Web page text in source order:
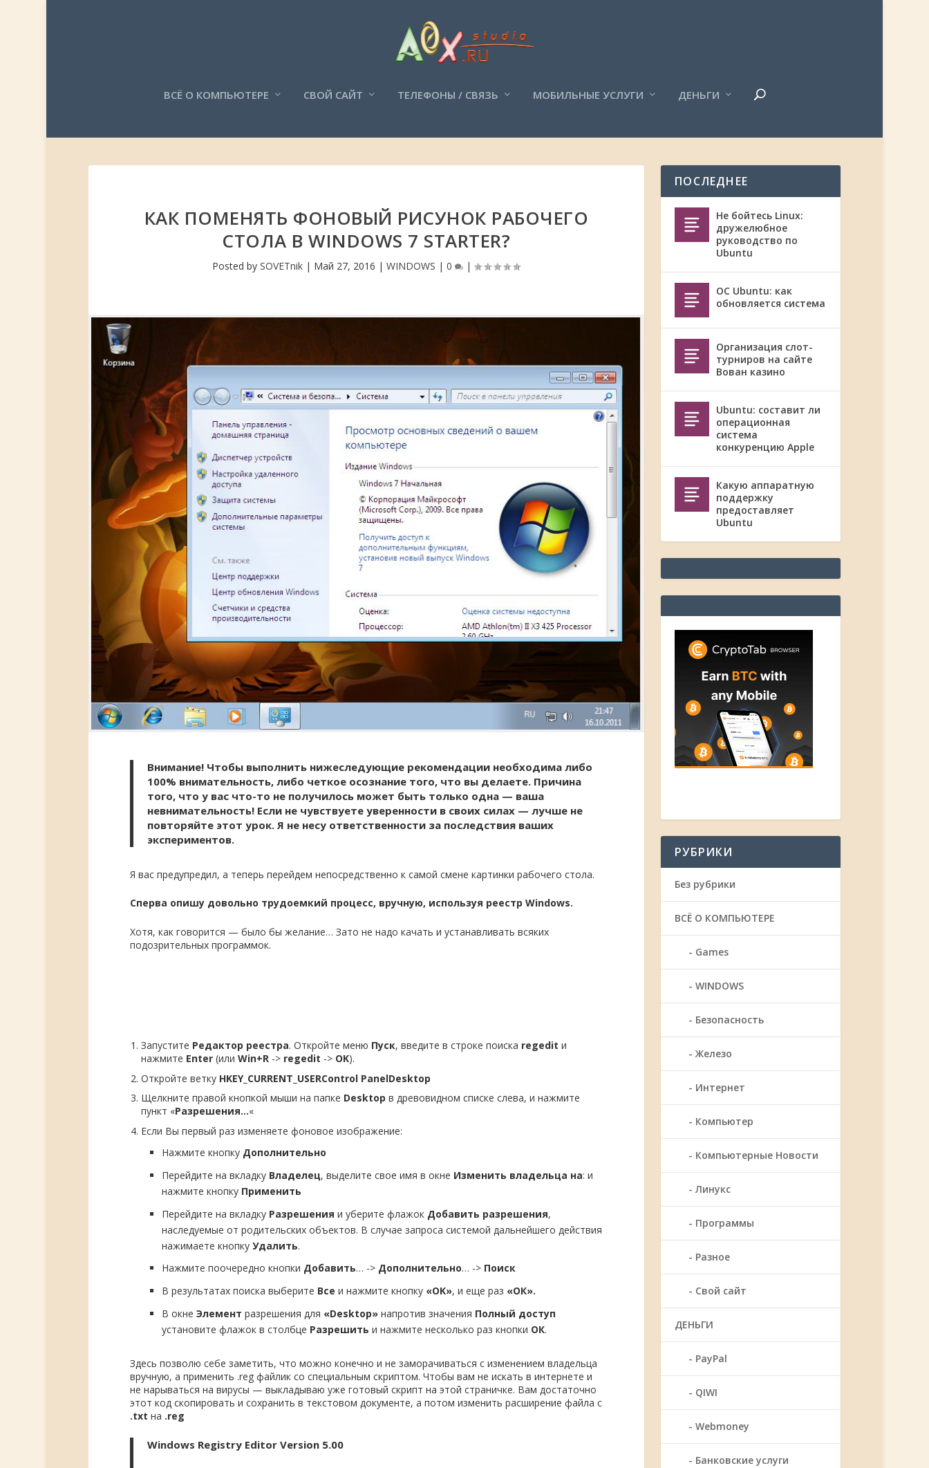
ВСЁ О КОМПЬЮТЕРЕ СВОЙ САЙТ ТЕЛЕФОНЫ / СВЯЗЬ МОБИЛЬНЫЕ УСЛУГИ ДЕНЬГИ
КАК ПОМЕНЯТЬ ФОНОВЫЙ РИСУНОК РАБОЧЕГО
СТОЛА В WINDOWS 7 STARTER?
Posted bySOVETnik | Май 27, 2016 |WINDOWS |0 |
Внимание! Чтобы выполнить нижеследующие рекомендации необходима либо
100% внимательность, либо четкое осознание того, что вы делаете. Причина
того, что у вас что-то не получилось может быть только одна — ваша
невнимательность! Если нечувствуете уверенности в своих силах — лучше не
повторяйте этот урок. Я не несу ответственности за последствия ваших
экспериментов.
Я вас предупредил, а теперь перейдем непосредственно к самой смене картинки рабочего стола.
Сперва опишу довольно трудоемкий процесс, вручную, используя реестр Windows.
Хотя, как говорится — было бы желание… Зато не надо качать и устанавливать всяких
подозрительных программок.
Запустите Редактор реестра. Откройте меню Пуск, введите в строке поиска regedit и
нажмите Enter(или Win+R ->regedit -> OK).
Откройте ветку HKEY_CURRENT_USERControl PanelDesktop
Щелкните правой кнопкой мыши на папке Desktop в древовидном списке слева, и нажмите
пункт «Разрешения…«
Если Вы первый раз изменяете фоновое изображение:
Нажмите кнопкуДополнительно
Перейдите на вкладку Владелец, выделите свое имя в окне Изменить владельца на: и
нажмите кнопку Применить
Перейдите на вкладку Разрешения и уберите флажок Добавить разрешения,
наследуемые от родительских объектов. В случае запроса системой дальнейшего действия
нажимаете кнопку Удалить.
Нажмите поочередно кнопки Добавить… -> Дополнительно… -> Поиск
В результатах поиска выберите Все и нажмите кнопку«OK», и еще раз «ОК».
В окне Элемент разрешения для «Desktop» напротив значения Полный доступ
установите флажок в столбце Разрешить и нажмите несколько раз кнопки ОК.
Здесь позволю себе заметить, что можно конечно и не заморачиваться с изменением владельца
вручную, а применить .reg файлик со специальным скриптом. Чтобы вам не искать в интернете и
не нарываться на вирусы — выкладываю уже готовый скрипт на этой страничке. Вам достаточно
этот код скопировать и сохранить в текстовом документе, а потом изменить расширение файла с
.txt на .reg
Windows Registry Editor Version 5.00
ПОСЛЕДНЕЕ
Не бойтесь Linux:
дружелюбное
руководство по
Ubuntu
ОС Ubuntu: как
обновляется система
Организация слот-
турниров на сайте
Вован казино
Ubuntu: составит ли
операционная
система
конкуренцию Apple
Какую аппаратную
поддержку
предоставляет
Ubuntu
РУБРИКИ
Без рубрики
ВСЁ О КОМПЬЮТЕРЕ
Games
WINDOWS
Безопасность
Железо
Интернет
Компьютер
Компьютерные Новости
Линукс
Программы
Разное
Свой сайт
ДЕНЬГИ
PayPal
QIWI
Webmoney
Банковские услуги